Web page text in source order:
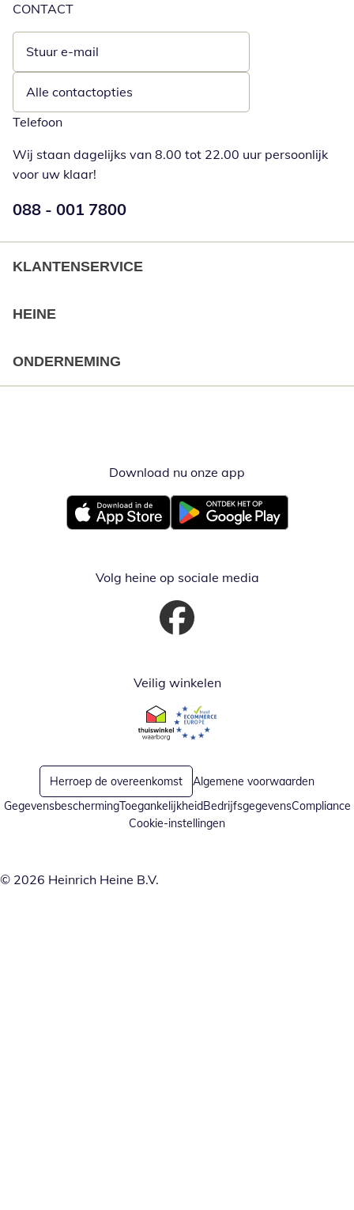
CONTACT
Stuur e-mail
Opent e-mailclient
Alle contactopties
Telefoon
Wij staan dagelijks van 8.00 tot 22.00 uur persoonlijk
voor uw klaar!
Telefoonnummer:
088 - 001 7800
KLANTENSERVICE
HEINE
ONDERNEMING
Download nu onze app
Opent in nieuw vensterOpent in nieuw venster
Volg heine op sociale media
Opent in nieuw venster
Veilig winkelen
Opent in nieuw venster
Opent in nieuw venster
Herroep de overeenkomst
Algemene voorwaarden
GegevensbeschermingToegankelijkheidBedrijfsgegevensCompliance
Cookie-instellingen
© 2026 Heinrich Heine B.V.